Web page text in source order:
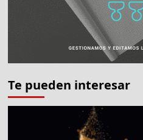
Te pueden interesar